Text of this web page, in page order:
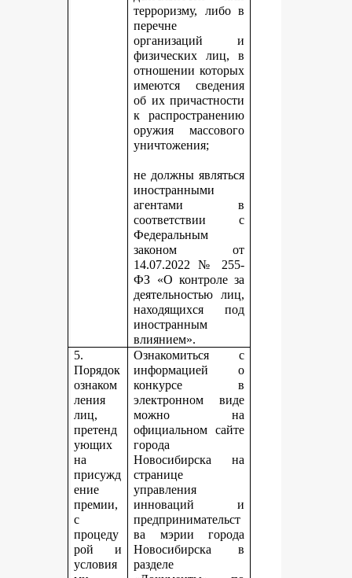
терроризму, либо в
перечне
организаций и
физических лиц, в
отношении которых
имеются сведения
об их причастности
к распространению
оружия массового
уничтожения;
не должны являться
иностранными
агентами в
соответствии с
Федеральным
законом от
14.07.2022 № 255-
ФЗ «О контроле за
деятельностью лиц,
находящихся под
иностранным
влиянием».
5.
Порядок
ознаком
ления
лиц,
претенд
ующих
на
присужд
ение
премии,
с
процеду
рой и
условия
Ознакомиться с
информацией о
конкурсе в
электронном виде
можно на
официальном сайте
города
Новосибирска на
странице
управления
инноваций и
предпринимательст
ва мэрии города
Новосибирска в
разделе